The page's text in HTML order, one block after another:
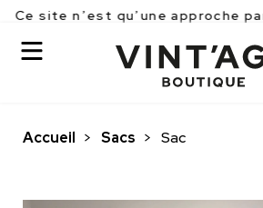
qu’une approche partielle
Accueil > Sacs > Sac